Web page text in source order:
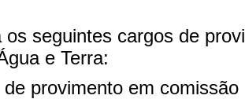
os seguintes cargos de
e Terra:
provimento em